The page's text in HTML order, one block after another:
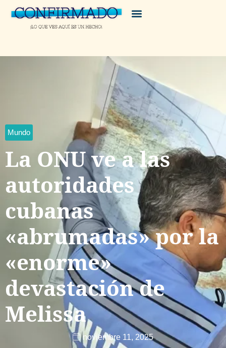
Mundo
La ONU ve a las
autoridades
cubanas
«abrumadas» por la
«enorme»
devastación de
Melissa
noviembre 11, 2025